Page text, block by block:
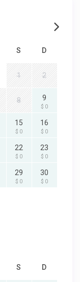
S D
1 2
8 9
$ 0
15
$ 0
16
$ 0
22
$ 0
23
$ 0
29
$ 0
30
$ 0
S D